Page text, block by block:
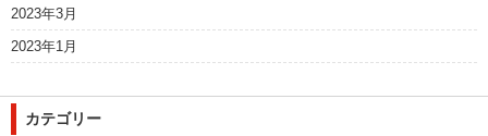
2023年3月
2023年1月
カテゴリー